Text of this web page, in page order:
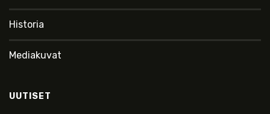
Historia
Mediakuvat
UUTISET